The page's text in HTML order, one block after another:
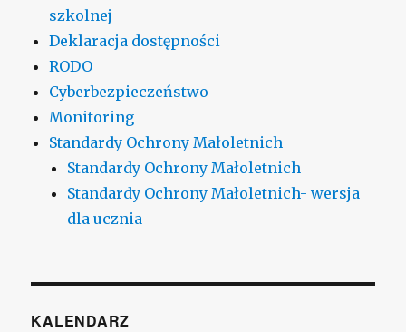
szkolnej
Deklaracja dostępności
RODO
Cyberbezpieczeństwo
Monitoring
Standardy Ochrony Małoletnich
Standardy Ochrony Małoletnich
Standardy Ochrony Małoletnich- wersja
dla ucznia
KALENDARZ